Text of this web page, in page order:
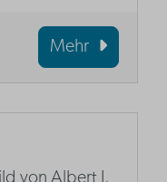
Mehr